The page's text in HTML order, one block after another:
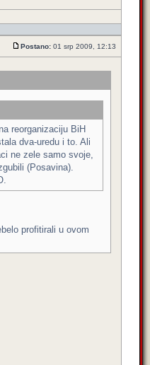
Postano: 01 srp 2009, 12:13
reorganizaciju BiH
dva-uredu i to. Ali
ne zele samo svoje,
(Posavina).
profitirali u ovom